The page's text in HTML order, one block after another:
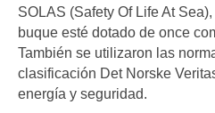
SOLAS (Safety Of Life At
buque esté dotado de once
También se utilizaron las
clasificación Det Norske
energía y seguridad.